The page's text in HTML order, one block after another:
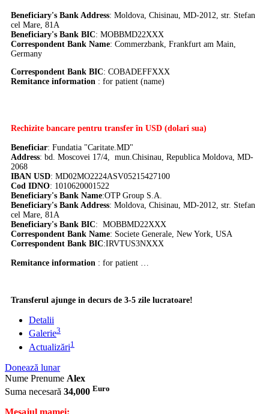
Beneficiary's Bank Address: Moldova, Chisinau, MD-2012, str. Stefan
cel Mare, 81A
Beneficiary's Bank BIC: MOBBMD22XXX
Correspondent Bank Name: Commerzbank, Frankfurt am Main,
Germany
Correspondent Bank BIC: COBADEFFXXX
Remitance information : for patient (name)
Rechizite bancare pentru transfer în USD (dolari sua)
Beneficiar: Fundatia "Caritate.MD"
Address: bd. Moscovei 17/4, mun.Chisinau, Republica Moldova, MD-
2068
IBAN USD: MD02MO2224ASV05215427100
Cod IDNO: 1010620001522
Beneficiary's Bank Name:OTP Group S.A.
Beneficiary's Bank Address: Moldova, Chisinau, MD-2012, str. Stefan
cel Mare, 81A
Beneficiary's Bank BIC: MOBBMD22XXX
Correspondent Bank Name: Societe Generale, New York, USA
Correspondent Bank BIC:IRVTUS3NXXX
Remitance information : for patient …
Transferul ajunge in decurs de 3-5 zile lucratoare!
Detalii
Galerie3
Actualizări1
Donează lunar
Nume Prenume Alex
Suma necesară 34,000 Euro